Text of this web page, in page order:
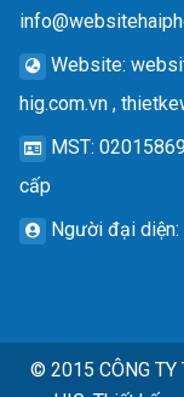
Website:
hig.com.vn ,
MST:
cấp
Người đại diện
© 2015 CÔNG TY